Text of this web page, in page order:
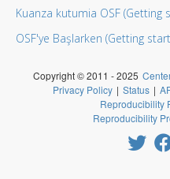
Kuanza kutumia OSF (Getting
OSF'ye Başlarken (Getting
Copyright © 2011 - 2025
Privacy Policy | Status |
Reproducibility
Reproducibility